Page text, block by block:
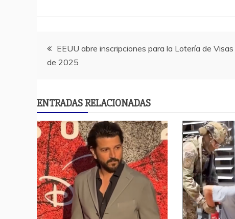
Navegación
de
entradas
EEUU abre inscripciones para la Lotería de Visas
de 2025
ENTRADAS RELACIONADAS